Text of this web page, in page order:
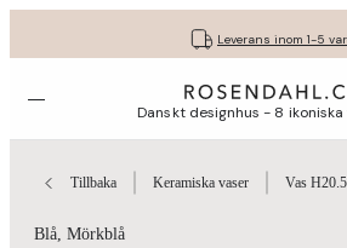
Leverans inom 1-5
Fri frakt på köp för
30 dagars fri retur
Få dina presenter fint
Öppna menyn Danskt designhus - 8
Tillbaka Keramiska vaser Vas
Blå, Mörkblå